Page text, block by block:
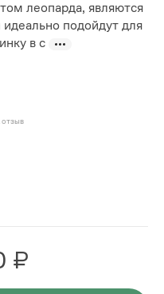
леопарда, являются
подойдут для
в с
отзыв
₽